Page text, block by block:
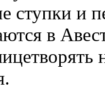
ступки и
в